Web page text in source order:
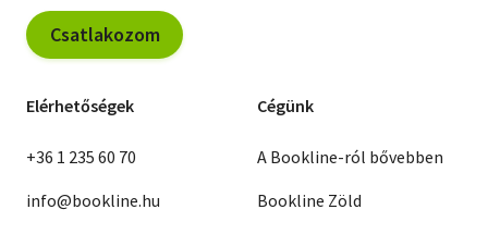
Csatlakozom
Elérhetőségek
+36 1 235 60 70
info@bookline.hu
Cégünk
A Bookline-ról bővebben
Bookline Zöld